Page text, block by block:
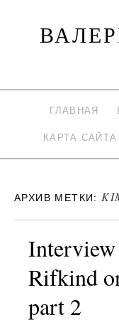
ГЛАВНАЯ
КАРТА САЙТА
АРХИВ МЕТКИ:
Rifkind
part 2